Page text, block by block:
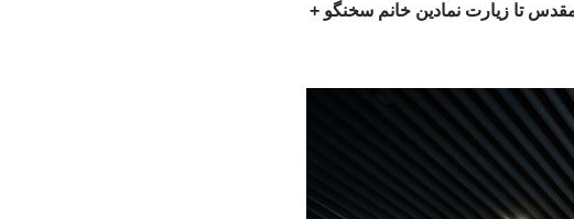
تا زیارت نمادین خانم سخنگو +